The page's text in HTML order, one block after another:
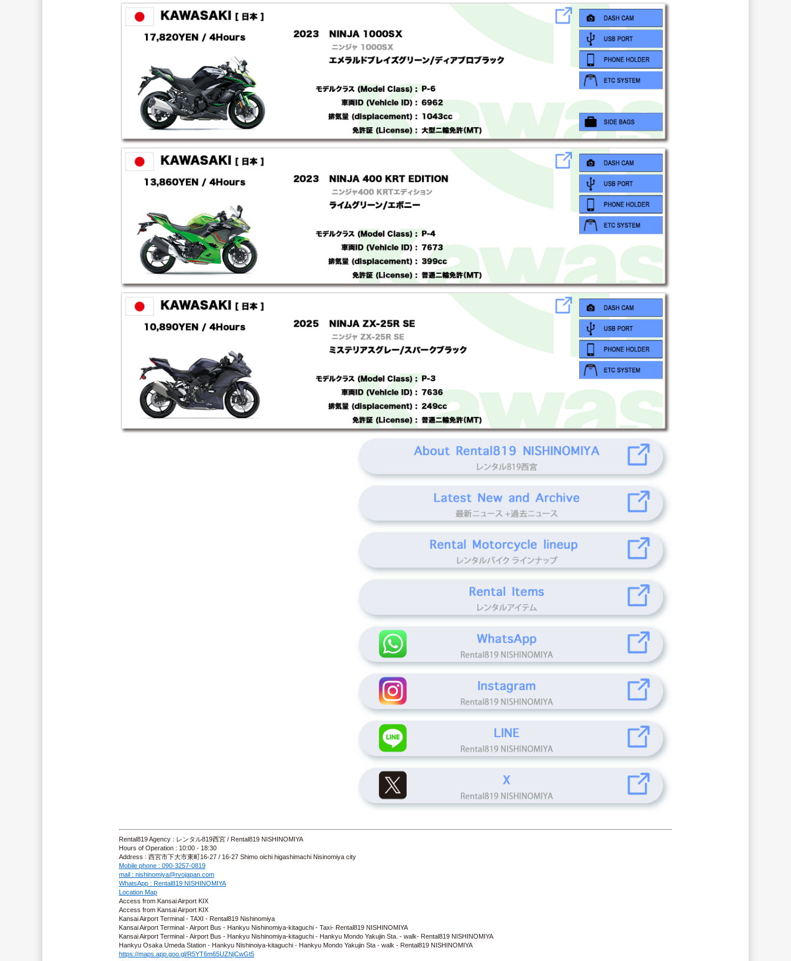
Rental819 Agency : レンタル819西宮 / Rental819 NISHINOMIYA
Hours of Operation : 10:00 - 18:30
Address : 西宮市下大市東町16-27 / 16-27 Shimo oichi higashimachi Nisinomiya city
Mobile phone : 090-3257-0819
mail : nishinomiya@rvojapan.com
WhatsApp : Rental819 NISHINOMIYA
Location Map
Access from Kansai Airport KIX
Access from Kansai Airport KIX
Kansai Airport Terminal - TAXI - Rental819 Nishinomiya
Kansai Airport Terminal - Airport Bus - Hankyu Nishinomiya-kitaguchi - Taxi- Rental819 NISHINOMIYA
Kansai Airport Terminal - Airport Bus - Hankyu Nishinomiya-kitaguchi - Hankyu Mondo Yakujin Sta. - walk- Rental819 NISHINOMIYA
Hankyu Osaka Umeda Station - Hankyu Nishinoiya-kitaguchi - Hankyu Mondo Yakujin Sta - walk - Rental819 NISHINOMIYA
https://maps.app.goo.gl/R5YT6m65UZNjCwGt5